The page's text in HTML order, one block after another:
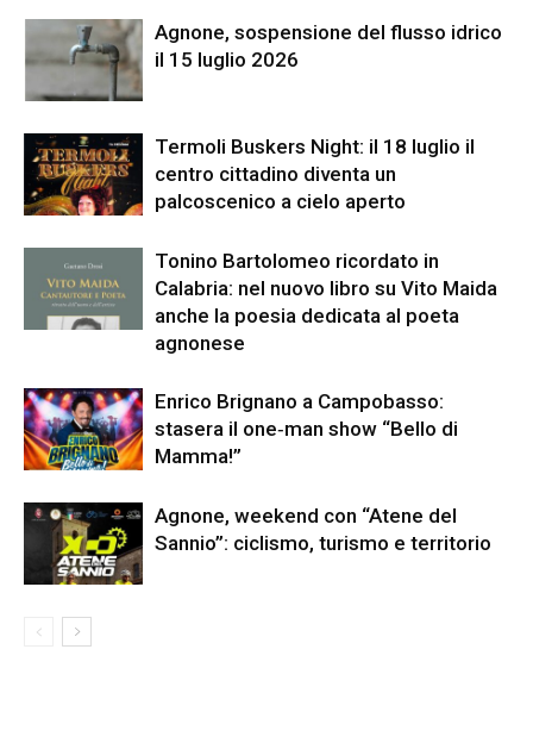
Agnone, sospensione del flusso idrico
il 15 luglio 2026
Termoli Buskers Night: il 18 luglio il
centro cittadino diventa un
palcoscenico a cielo aperto
Tonino Bartolomeo ricordato in
Calabria: nel nuovo libro su Vito Maida
anche la poesia dedicata al poeta
agnonese
Enrico Brignano a Campobasso:
stasera il one‑man show “Bello di
Mamma!”
Agnone, weekend con “Atene del
Sannio”: ciclismo, turismo e territorio